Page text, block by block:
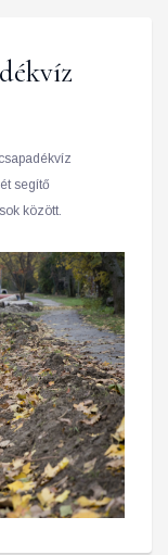
segítő
között.